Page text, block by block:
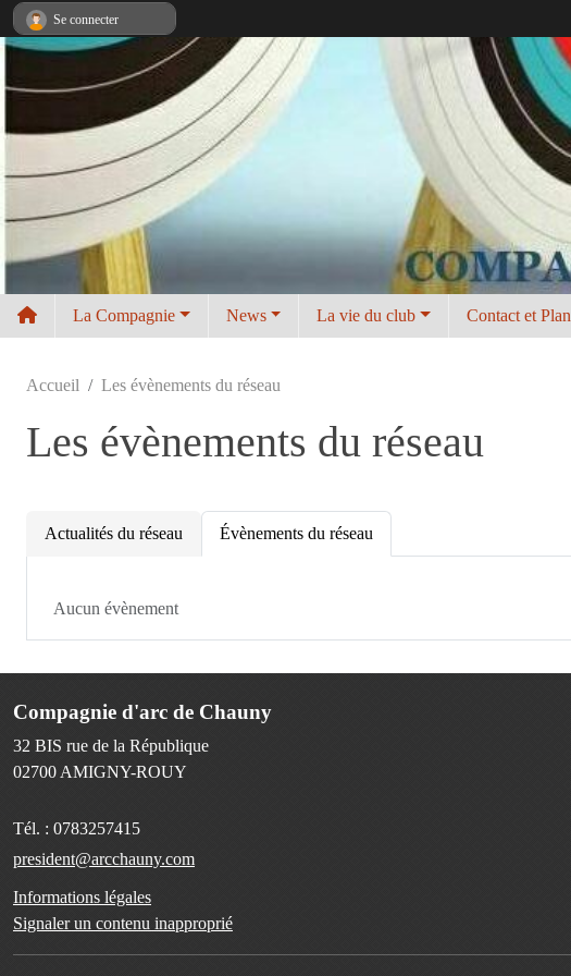
La Compagnie News La vie du club Contact et Plan
Accueil Les évènements du réseau
Les évènements du réseau
Actualités du réseau Évènements du réseau
Aucun évènement
Compagnie d'arc de Chauny
32 BIS rue de la République
02700 AMIGNY-ROUY
Tél. : 0783257415
president@arcchauny.com
Informations légales
Signaler un contenu inapproprié
Se connecter
Panneau de gestion des cookies